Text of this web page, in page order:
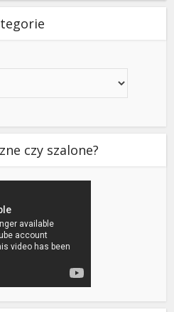
czy szalone?